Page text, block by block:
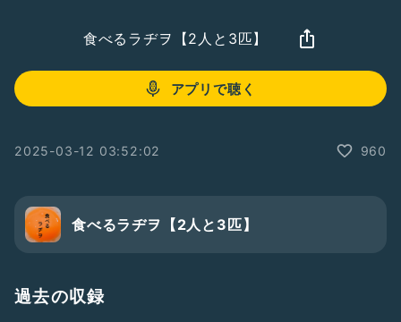
食べるラヂヲ【2人と3匹】
アプリで聴く
2025-03-12 03:52:02 960
食べるラヂヲ【2人と3匹】
過去の収録